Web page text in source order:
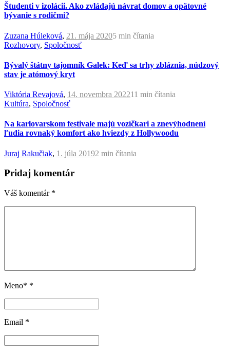
Študenti v izolácii. Ako zvládajú návrat domov a opätovné
bývanie s rodičmi?
Zuzana Húleková, 21. mája 20205 min čítania
Rozhovory, Spoločnosť
Bývalý štátny tajomník Galek: Keď sa trhy zbláznia, núdzový
stav je atómový kryt
Viktória Revajová, 14. novembra 202211 min čítania
Kultúra, Spoločnosť
Na karlovarskom festivale majú vozíčkari a znevýhodnení
ľudia rovnaký komfort ako hviezdy z Hollywoodu
Juraj Rakučiak, 1. júla 20192 min čítania
Pridaj komentár
Váš komentár *
Meno* *
Email *